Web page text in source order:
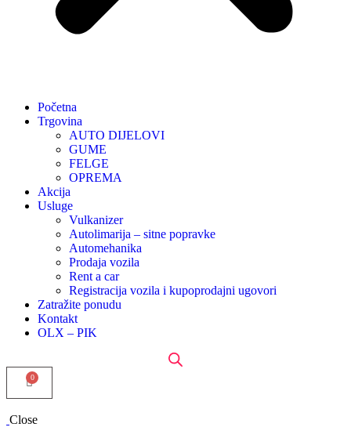
Početna
Trgovina
AUTO DIJELOVI
GUME
FELGE
OPREMA
Akcija
Usluge
Vulkanizer
Autolimarija – sitne popravke
Automehanika
Prodaja vozila
Rent a car
Registracija vozila i kupoprodajni ugovori
Zatražite ponudu
Kontakt
OLX – PIK
Close